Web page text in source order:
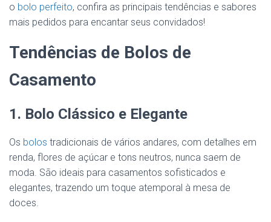
o bolo perfeito, confira as principais tendências e sabores
mais pedidos para encantar seus convidados!
Tendências de Bolos de
Casamento
1. Bolo Clássico e Elegante
Os bolos tradicionais de vários andares, com detalhes em
renda, flores de açúcar e tons neutros, nunca saem de
moda. São ideais para casamentos sofisticados e
elegantes, trazendo um toque atemporal à mesa de
doces.